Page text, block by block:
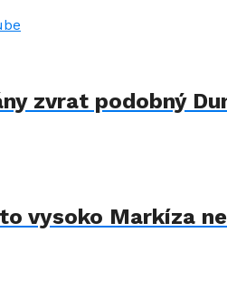
zvrat podobný
vysoko Markíza